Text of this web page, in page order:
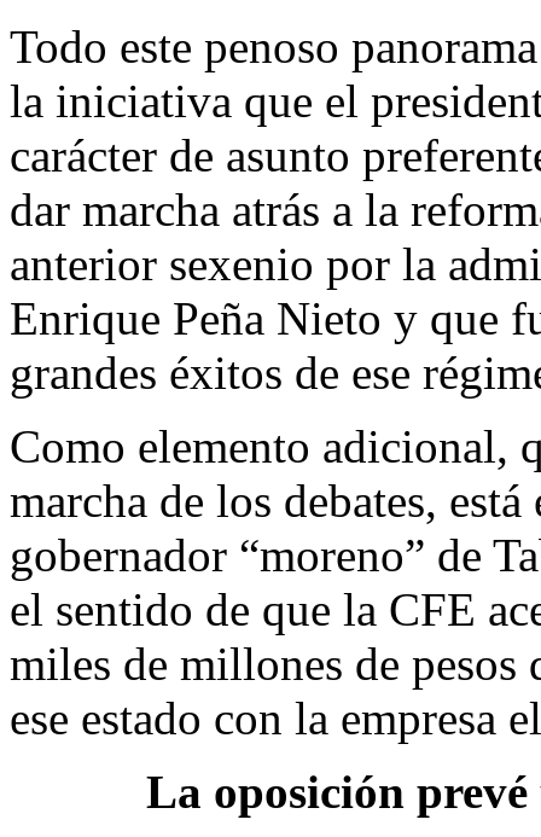
Todo este penoso
la iniciativa que el
carácter de asunto
dar marcha atrás a la
anterior sexenio por la
Enrique Peña Nieto y que
grandes éxitos de ese
Como elemento adicional,
marcha de los debates,
gobernador “moreno” de
el sentido de que la CFE
miles de millones de pesos
ese estado con la empresa
La oposición